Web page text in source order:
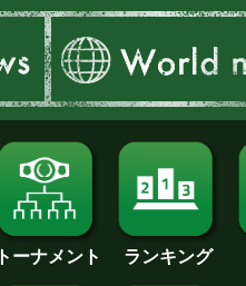
トーナメント ランキング